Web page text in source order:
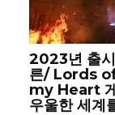
2023년 출
른/ Lords
my Heart
우울한 세계